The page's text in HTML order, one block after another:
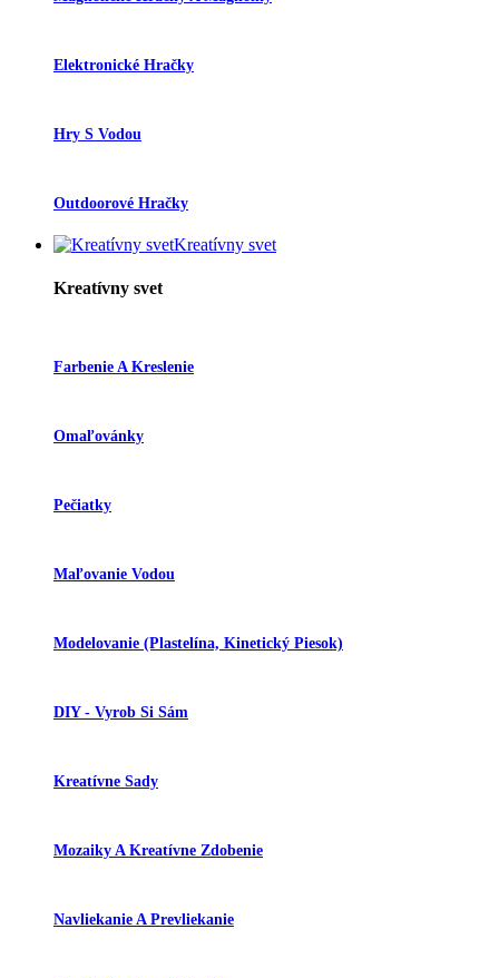
Elektronické Hračky
Hry S Vodou
Outdoorové Hračky
Kreatívny svet
Kreatívny svet
Farbenie A Kreslenie
Omaľovánky
Pečiatky
Maľovanie Vodou
Modelovanie (plastelína, Kinetický Piesok)
DIY - Vyrob Si Sám
Kreatívne Sady
Mozaiky A Kreatívne Zdobenie
Navliekanie A Prevliekanie